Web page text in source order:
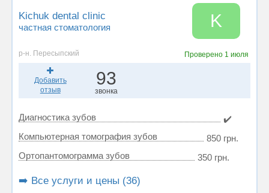
Kichuk dental clinic
частная стоматология K
р-н. Пересыпский Проверено 1 июля
Добавить
отзыв
93
звонка
Диагностика зубов
✔️
Компьютерная томография зубов
850 грн.
Ортопантомограмма зубов
350 грн.
➡️ Все услуги и цены (36)